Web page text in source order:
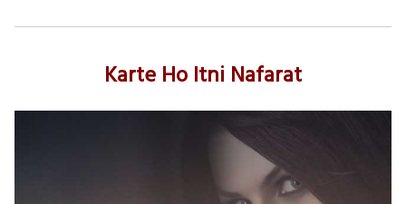
Karte Ho Itni Nafarat